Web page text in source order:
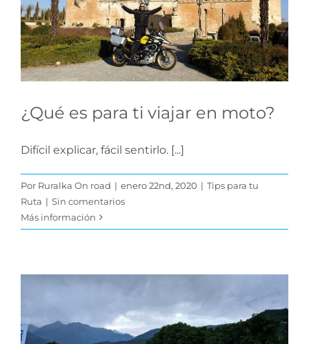
moto?
Tips para tu Ruta
¿Qué es para ti viajar en moto?
Difícil explicar, fácil sentirlo. [...]
Por Ruralka On road | enero 22nd, 2020 | Tips para tu
Ruta | Sin comentarios
Más información
¿Qué es un roadleader